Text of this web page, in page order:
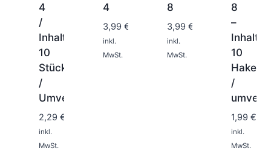
4
/
Inhalt:
10
Stück
/
Umverpackt
2,29 €
inkl.
MwSt.
1-
2
Tage
4
3,99 €
inkl.
MwSt.
1-
2
Tage
8
3,99 €
inkl.
MwSt.
2
Tage
8
–
Inhalt:
10
Haken
/
1,99 €
inkl.
MwSt.
1-
2
Tage